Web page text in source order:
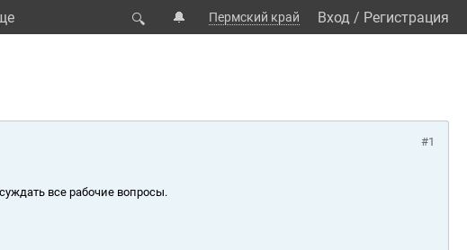
🔍 🔔 Пермский край Вход / Регистрация
#1
все рабочие вопросы.